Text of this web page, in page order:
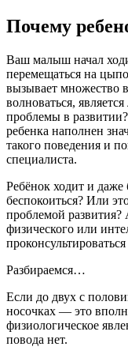
Почему
Ваш малыш начал
перемещаться на
вызывает множество
волноваться,
проблемы в
ребенка наполнен
такого поведения и
специалиста.
Ребёнок ходит и даже
беспокоиться? Или
проблемой развития?
физического или
Разбираемся…
Если до двух с
носочках — это
физиологическое
повода нет.